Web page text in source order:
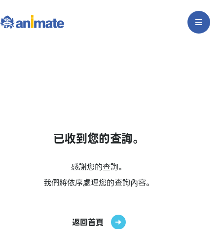
已收到您的查詢。
感謝您的查詢。
我們將依序處理您的查詢內容。
返回首頁